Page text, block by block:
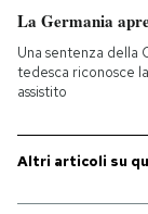
Scienza
Cultura
Economia
PODCAST
La Germania
Una sentenza della
tedesca riconosce
assistito
Altri articoli su